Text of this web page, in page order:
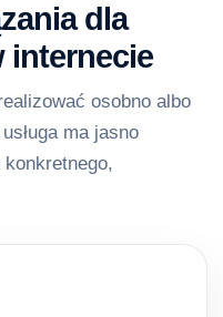
dla
internecie
osobno albo
ma jasno